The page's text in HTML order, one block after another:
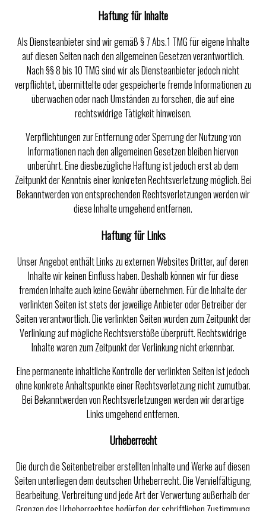
Haftung für Inhalte
Als Diensteanbieter sind wir gemäß § 7 Abs.1 TMG für eigene Inhalte
auf diesen Seiten nach den allgemeinen Gesetzen verantwortlich.
Nach §§ 8 bis 10 TMG sind wir als Diensteanbieter jedoch nicht
verpflichtet, übermittelte oder gespeicherte fremde Informationen zu
überwachen oder nach Umständen zu forschen, die auf eine
rechtswidrige Tätigkeit hinweisen.
Verpflichtungen zur Entfernung oder Sperrung der Nutzung von
Informationen nach den allgemeinen Gesetzen bleiben hiervon
unberührt. Eine diesbezügliche Haftung ist jedoch erst ab dem
Zeitpunkt der Kenntnis einer konkreten Rechtsverletzung möglich. Bei
Bekanntwerden von entsprechenden Rechtsverletzungen werden wir
diese Inhalte umgehend entfernen.
Haftung für Links
Unser Angebot enthält Links zu externen Websites Dritter, auf deren
Inhalte wir keinen Einfluss haben. Deshalb können wir für diese
fremden Inhalte auch keine Gewähr übernehmen. Für die Inhalte der
verlinkten Seiten ist stets der jeweilige Anbieter oder Betreiber der
Seiten verantwortlich. Die verlinkten Seiten wurden zum Zeitpunkt der
Verlinkung auf mögliche Rechtsverstöße überprüft. Rechtswidrige
Inhalte waren zum Zeitpunkt der Verlinkung nicht erkennbar.
Eine permanente inhaltliche Kontrolle der verlinkten Seiten ist jedoch
ohne konkrete Anhaltspunkte einer Rechtsverletzung nicht zumutbar.
Bei Bekanntwerden von Rechtsverletzungen werden wir derartige
Links umgehend entfernen.
Urheberrecht
Die durch die Seitenbetreiber erstellten Inhalte und Werke auf diesen
Seiten unterliegen dem deutschen Urheberrecht. Die Vervielfältigung,
Bearbeitung, Verbreitung und jede Art der Verwertung außerhalb der